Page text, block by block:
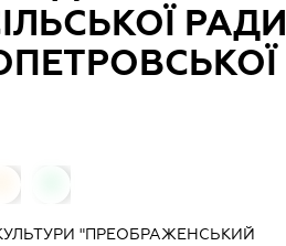
РАДИ
"ПРЕОБРАЖЕНСЬКИЙ